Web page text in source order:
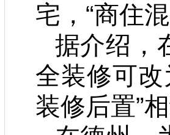
宅，“商住
据介绍，
全装修可改
装修后置”